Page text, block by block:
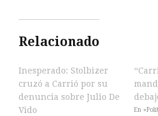
Relacionado
Inesperado: Stolbizer
cruzó a Carrió por su
denuncia sobre Julio De
Vido
En